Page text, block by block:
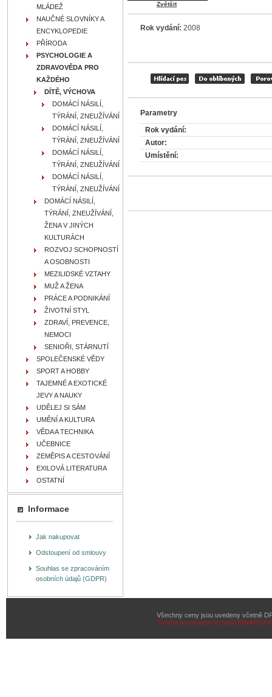
Zvětšit
Rok vydání: 2008
Parametry
Rok vydání:
Autor:
Umístění:
MLÁDEŽ
NAUČNÉ SLOVNÍKY A
ENCYKLOPEDIE
PŘÍRODA
PSYCHOLOGIE A
ZDRAVOVĚDA PRO
KAŽDÉHO
DÍTĚ, VÝCHOVA
DOMÁCÍ NÁSILÍ,
TÝRÁNÍ, ZNEUŽÍVÁNÍ
DOMÁCÍ NÁSILÍ,
TÝRÁNÍ, ZNEUŽÍVÁNÍ
DOMÁCÍ NÁSILÍ,
TÝRÁNÍ, ZNEUŽÍVÁNÍ
DOMÁCÍ NÁSILÍ,
TÝRÁNÍ, ZNEUŽÍVÁNÍ
DOMÁCÍ NÁSILÍ,
TÝRÁNÍ, ZNEUŽÍVÁNÍ,
ŽENA V JINÝCH
KULTURÁCH
ROZVOJ SCHOPNOSTÍ
A OSOBNOSTI
MEZILIDSKÉ VZTAHY
MUŽ A ŽENA
PRÁCE A PODNIKÁNÍ
ŽIVOTNÍ STYL
ZDRAVÍ, PREVENCE,
NEMOCI
SENIOŘI, STÁRNUTÍ
SPOLEČENSKÉ VĚDY
SPORT A HOBBY
TAJEMNÉ A EXOTICKÉ
JEVY A NAUKY
UDĚLEJ SI SÁM
UMĚNÍ A KULTURA
VĚDA A TECHNIKA
UČEBNICE
ZEMĚPIS A CESTOVÁNÍ
EXILOVÁ LITERATURA
OSTATNÍ
Informace
Jak nakupovat
Odstoupení od smlouvy
Souhlas se zpracováním
osobních údajů (GDPR)
Všechny ceny jsou uvedeny včetně
Tvorba a pronájem eshopů